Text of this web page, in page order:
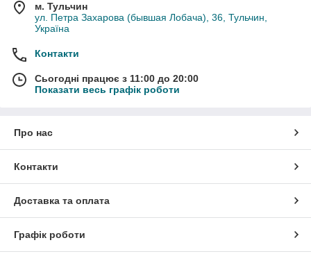
м. Тульчин
ул. Петра Захарова (бывшая Лобача), 36, Тульчин,
Україна
Контакти
Сьогодні працює з 11:00 до 20:00
Показати весь графік роботи
Про нас
Контакти
Доставка та оплата
Графік роботи